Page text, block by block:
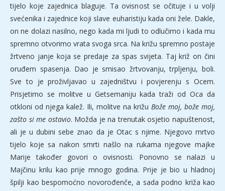
tijelo koje zajednica blaguje. Ta ovisnost se očituje i u volji
svećenika i zajednice koji slave euharistiju kada oni žele. Dakle,
on ne dolazi nasilno, nego kada mi ljudi to odlučimo i kada mu
spremno otvorimo vrata svoga srca. Na križu spremno postaje
žrtveno janje koja se predaje za spas svijeta. Taj križ on čini
oruđem spasenja. Dao je smisao žrtvovanju, trpljenju, boli.
Sve to je proživljavao u zajedništvu i povjerenju s Ocem.
Prisjetimo se molitve u Getsemaniju kada traži od Oca da
otkloni od njega kalež. Ili, molitve na križu Bože moj, bože moj,
zašto si me ostavio. Možda je na trenutak osjetio napuštenost,
ali je u dubini sebe znao da je Otac s njime. Njegovo mrtvo
tijelo koje sa nakon smrti našlo na rukama njegove majke
Marije također govori o ovisnosti. Ponovno se nalazi u
Majčinu krilu kao prije mnogo godina. Prije je bio u hladnoj
špilji kao bespomoćno novorođenče, a sada podno križa kao